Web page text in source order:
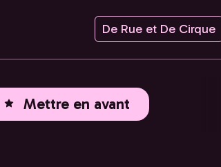
De Rue et De Cirque
Mettre en avant